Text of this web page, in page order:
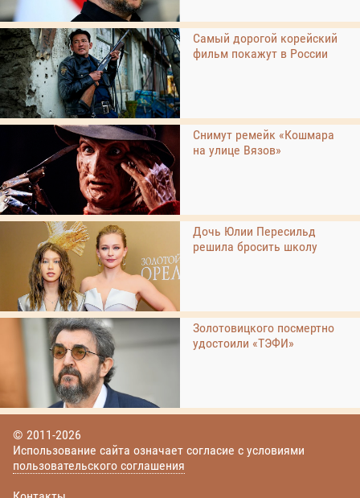
Самый дорогой корейский
фильм покажут в России
Снимут ремейк «Кошмара
на улице Вязов»
Дочь Юлии Пересильд
решила бросить школу
Золотовицкого посмертно
удостоили «ТЭФИ»
© 2011-2026
Использование сайта означает согласие с условиями
пользовательского соглашения